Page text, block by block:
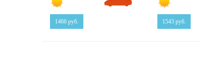
1466 руб. 1543 руб.